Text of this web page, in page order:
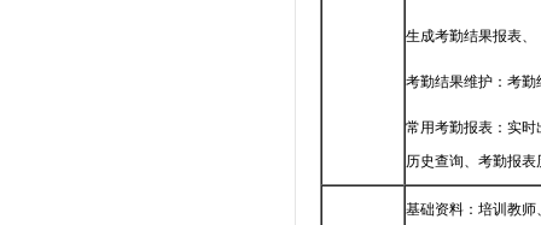
生成考勤结果报表、
考勤结果维护：考
常用考勤报表：实
历史查询、考勤报表
基础资料：培训教